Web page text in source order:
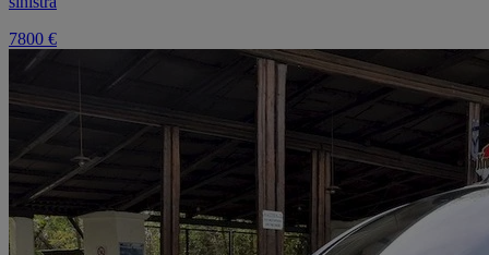
7800 €